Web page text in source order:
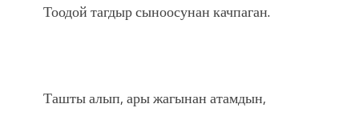
Тоодой тагдыр сыноосунан качпаган.
Ташты алып, ары жагынан атамдын,